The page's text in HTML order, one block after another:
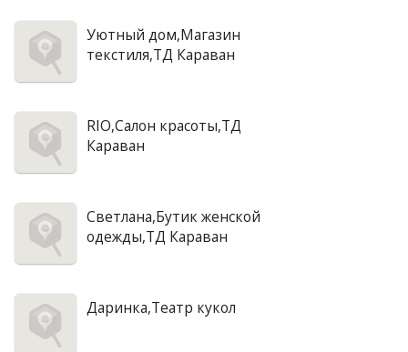
Уютный дом,Магазин
текстиля,ТД Караван
RIO,Салон красоты,ТД
Караван
Светлана,Бутик женской
одежды,ТД Караван
Даринка,Театр кукол